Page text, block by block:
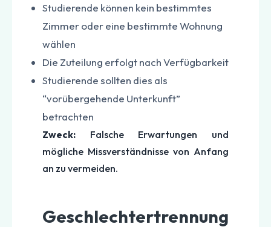
Studierende können kein bestimmtes
Zimmer oder eine bestimmte Wohnung
wählen
Die Zuteilung erfolgt nach Verfügbarkeit
Studierende sollten dies als
“vorübergehende Unterkunft”
betrachten
Zweck: Falsche Erwartungen und
mögliche Missverständnisse von Anfang
an zu vermeiden.
Geschlechtertrennung